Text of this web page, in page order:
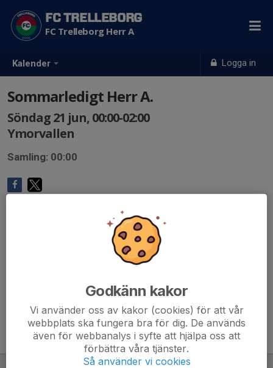
Kalender Logga in
FC TRELLEBORG
FC Trelleborg Herr A
Sommarledigt Herr A.
Söndag 21 jun, 00:00-02:00
Ymorvallen
Samling: 00:00
Godkänn kakor
Vi använder oss av kakor (cookies) för att vår
webbplats ska fungera bra för dig. De används
även för webbanalys i syfte att hjälpa oss att
förbättra våra tjänster.
Så använder vi cookies